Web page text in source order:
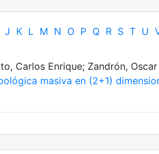
J K L M N O P Q R S T U
Carlos Enrique; Zandrón,
masiva en (2+1)